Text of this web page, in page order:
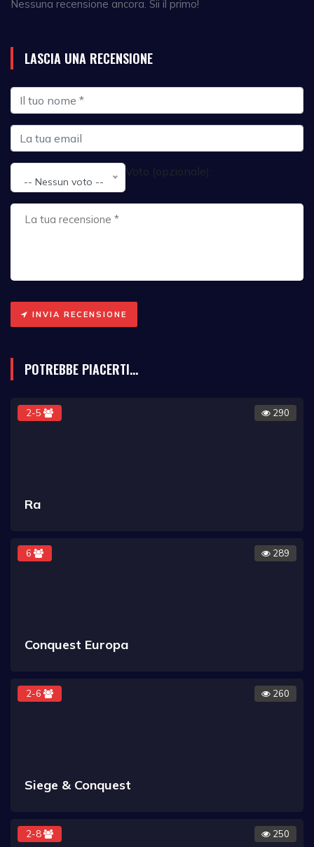
Nessuna recensione ancora. Sii il primo!
LASCIA UNA RECENSIONE
Voto (opzionale):
-- Nessun voto --
INVIA RECENSIONE
POTREBBE PIACERTI...
2-5 290
Ra
6 289
Conquest Europa
2-6 260
Siege & Conquest
2-8 250